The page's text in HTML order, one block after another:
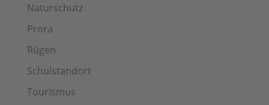
Naturschutz
Prora
Rügen
Schulstandort
Tourismus